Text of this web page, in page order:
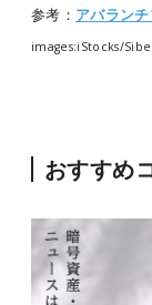
参考： アバラン
images:iStocks/
おすすめ